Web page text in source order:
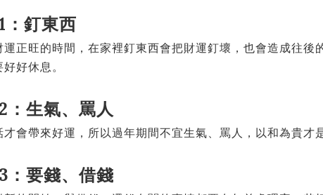
：釘東西
正旺的時間，在家裡釘東西會把財運釘壞，也會造成往
好休息。
：生氣、罵人
會帶來好運，所以過年期間不宜生氣、罵人，以和為貴才
：要錢、借錢